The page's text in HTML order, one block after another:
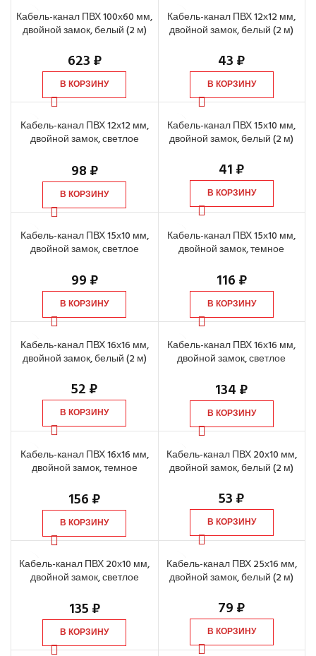
Кабель-канал ПВХ 100х60 мм,
двойной замок, белый (2 м)
623₽
В КОРЗИНУ
Кабель-канал ПВХ 12х12 мм,
двойной замок, белый (2 м)
43₽
В КОРЗИНУ
Кабель-канал ПВХ 12х12 мм,
двойной замок, светлое
98₽
В КОРЗИНУ
Кабель-канал ПВХ 15х10 мм,
двойной замок, белый (2 м)
41₽
В КОРЗИНУ
Кабель-канал ПВХ 15х10 мм,
двойной замок, светлое
99₽
В КОРЗИНУ
Кабель-канал ПВХ 15х10 мм,
двойной замок, темное
116₽
В КОРЗИНУ
Кабель-канал ПВХ 16х16 мм,
двойной замок, белый (2 м)
52₽
В КОРЗИНУ
Кабель-канал ПВХ 16х16 мм,
двойной замок, светлое
134₽
В КОРЗИНУ
Кабель-канал ПВХ 16х16 мм,
двойной замок, темное
156₽
В КОРЗИНУ
Кабель-канал ПВХ 20х10 мм,
двойной замок, белый (2 м)
53₽
В КОРЗИНУ
Кабель-канал ПВХ 20х10 мм,
двойной замок, светлое
135₽
В КОРЗИНУ
Кабель-канал ПВХ 25х16 мм,
двойной замок, белый (2 м)
79₽
В КОРЗИНУ